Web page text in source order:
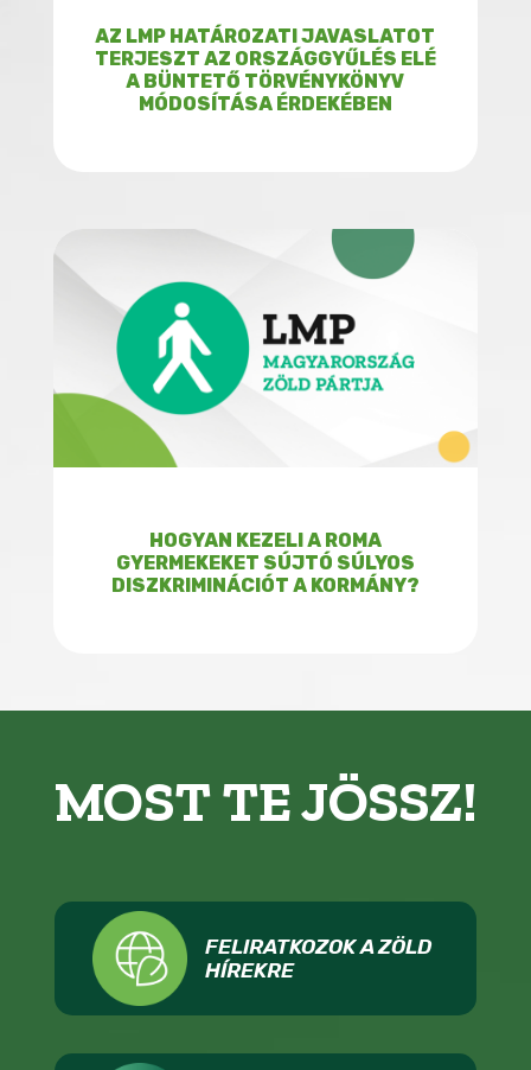
AZ LMP HATÁROZATI JAVASLATOT
TERJESZT AZ ORSZÁGGYŰLÉS ELÉ
A BÜNTETŐ TÖRVÉNYKÖNYV
MÓDOSÍTÁSA ÉRDEKÉBEN
HOGYAN KEZELI A ROMA
GYERMEKEKET SÚJTÓ SÚLYOS
DISZKRIMINÁCIÓT A KORMÁNY?
MOST TE JÖSSZ!
FELIRATKOZOK A ZÖLD
HÍREKRE